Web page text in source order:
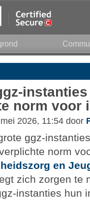
norm voor
2026, 11:54 door
ggz-
norm
en
zich zorgen te
instanties hun